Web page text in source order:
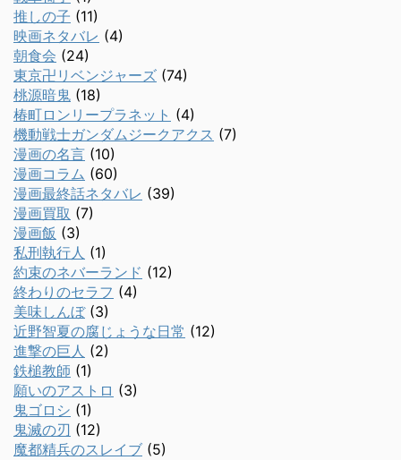
推しの子 (11)
映画ネタバレ (4)
朝食会 (24)
東京卍リベンジャーズ (74)
桃源暗鬼 (18)
椿町ロンリープラネット (4)
機動戦士ガンダムジークアクス (7)
漫画の名言 (10)
漫画コラム (60)
漫画最終話ネタバレ (39)
漫画買取 (7)
漫画飯 (3)
私刑執行人 (1)
約束のネバーランド (12)
終わりのセラフ (4)
美味しんぼ(3)
近野智夏の腐じょうな日常 (12)
進撃の巨人 (2)
鉄槌教師 (1)
願いのアストロ (3)
鬼ゴロシ (1)
鬼滅の刃 (12)
魔都精兵のスレイブ (5)